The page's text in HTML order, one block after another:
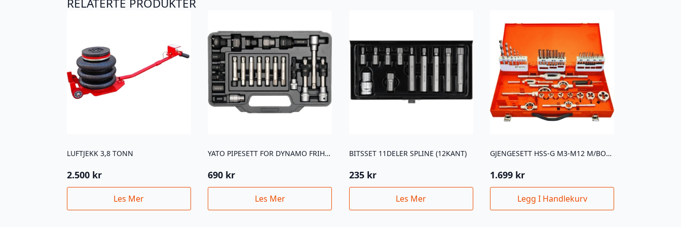
RELATERTE PRODUKTER
LUFTJEKK 3,8 TONN
2.500 kr
Les Mer
YATO PIPESETT FOR DYNAMO FRIHJUL 22 DELER
690 kr
Les Mer
BITSSET 11DELER SPLINE (12KANT)
235 kr
Les Mer
GJENGESETT HSS-G M3-M12 M/BOR 44DELER
1.699 kr
Legg I Handlekurv